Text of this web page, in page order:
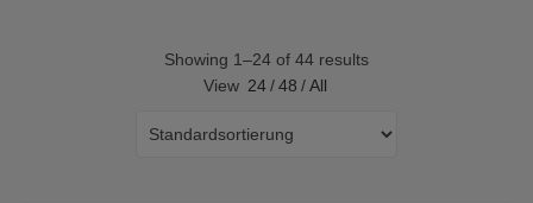
Showing 1–24 of 44 results
View 24 / 48 / All